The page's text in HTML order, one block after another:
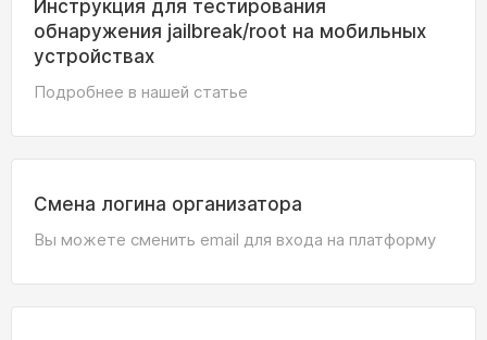
Инструкция для тестирования
обнаружения jailbreak/root на мобильных
устройствах
Подробнее в нашей статье
Смена логина организатора
Вы можете сменить email для входа на платформу